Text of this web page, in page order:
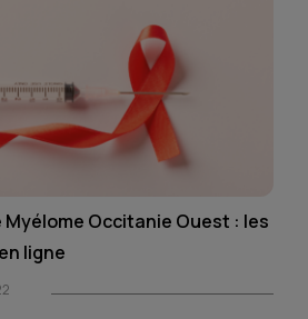
Occitanie Ouest : les
ligne